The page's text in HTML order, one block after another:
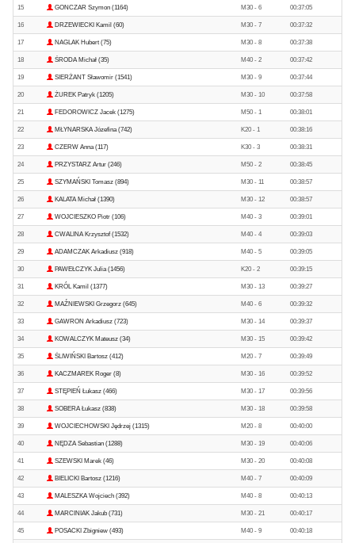
15 GONCZAR Szymon (1164) M30 - 6 00:37:05
16 DRZEWIECKI Kamil (60) M30 - 7 00:37:32
17 NAGLAK Hubert (75) M30 - 8 00:37:38
18 ŚRODA Michał (35) M40 - 2 00:37:42
19 SIERŻANT Sławomir (1541) M30 - 9 00:37:44
20 ŻUREK Patryk (1205) M30 - 10 00:37:58
21 FEDOROWICZ Jacek (1275) M50 - 1 00:38:01
22 MŁYNARSKA Józefina (742) K20 - 1 00:38:16
23 CZERW Anna (117) K30 - 3 00:38:31
24 PRZYSTARZ Artur (246) M50 - 2 00:38:45
25 SZYMAŃSKI Tomasz (894) M30 - 11 00:38:57
26 KALATA Michał (1390) M30 - 12 00:38:57
27 WOJCIESZKO Piotr (106) M40 - 3 00:39:01
28 CWALINA Krzysztof (1532) M40 - 4 00:39:03
29 ADAMCZAK Arkadiusz (918) M40 - 5 00:39:05
30 PAWEŁCZYK Julia (1456) K20 - 2 00:39:15
31 KRÓL Kamil (1377) M30 - 13 00:39:27
32 MAŹNIEWSKI Grzegorz (645) M40 - 6 00:39:32
33 GAWRON Arkadiusz (723) M30 - 14 00:39:37
34 KOWALCZYK Mateusz (34) M30 - 15 00:39:42
35 ŚLIWIŃSKI Bartosz (412) M20 - 7 00:39:49
36 KACZMAREK Roger (8) M30 - 16 00:39:52
37 STĘPIEŃ Łukasz (466) M30 - 17 00:39:56
38 SOBERA Łukasz (838) M30 - 18 00:39:58
39 WOJCIECHOWSKI Jędrzej (1315) M20 - 8 00:40:00
40 NĘDZA Sebastian (1288) M30 - 19 00:40:06
41 SZEWSKI Marek (46) M30 - 20 00:40:08
42 BIELICKI Bartosz (1216) M40 - 7 00:40:09
43 MALESZKA Wojciech (392) M40 - 8 00:40:13
44 MARCINIAK Jakub (731) M30 - 21 00:40:17
45 POSACKI Zbigniew (493) M40 - 9 00:40:18